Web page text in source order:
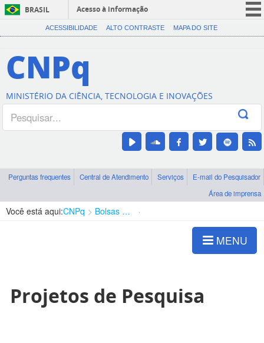
BRASIL
Acesso à informação
CORONAVÍRUS (COVID-19)
Canais
ACESSIBILIDADE ALTO CONTRASTE MAPA DO SITE
CNPq
MINISTÉRIO DA CIÊNCIA, TECNOLOGIA E INOVAÇÕES
Perguntas frequentes Central de Atendimento Serviços
E-mail do Pesquisador
Área de imprensa
Você está aqui:CNPq Bolsas e Auxílios Vigentes
MENU
Projetos de Pesquisa